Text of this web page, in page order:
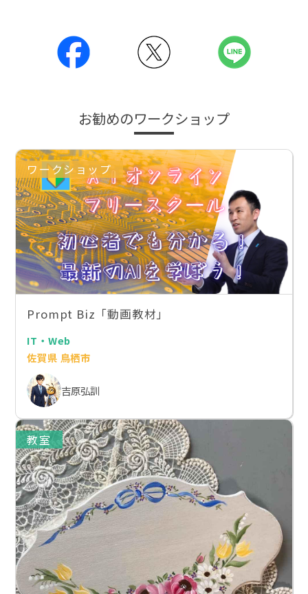
お勧めのワークショップ
ワークショップ
Prompt Biz「動画教材」
IT・Web
佐賀県 鳥栖市
吉原弘訓
教室